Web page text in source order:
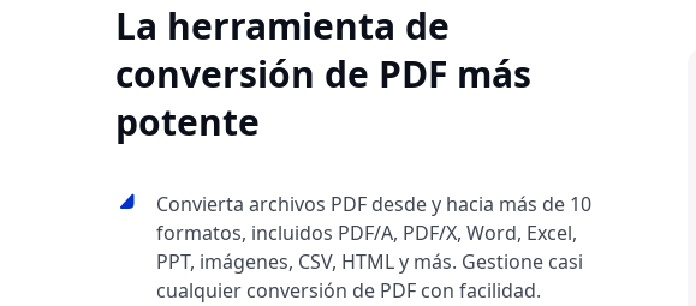
La herramienta de
conversión de PDF más
potente
Convierta archivos PDF desde y hacia más de 10
formatos, incluidos PDF/A, PDF/X, Word, Excel,
PPT, imágenes, CSV, HTML y más. Gestione casi
cualquier conversión de PDF con facilidad.